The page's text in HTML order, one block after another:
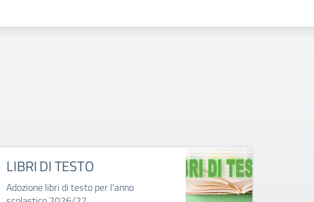
LIBRI DI TESTO
Adozione libri di testo per l'anno